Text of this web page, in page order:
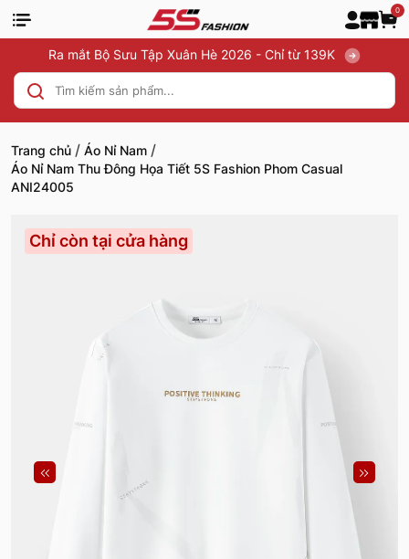
0
Ra mắt Bộ Sưu Tập Xuân Hè 2026 - Chỉ từ 139K
Trang chủ / Áo Nỉ Nam /
Áo Nỉ Nam Thu Đông Họa Tiết 5S Fashion Phom Casual
ANI24005
Chỉ còn tại cửa hàng